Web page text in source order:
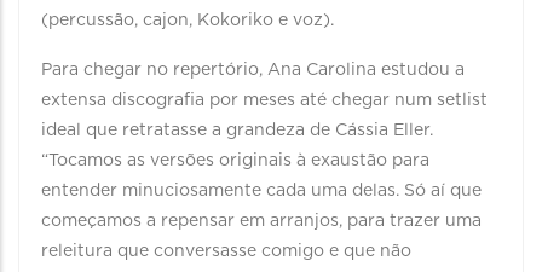
(percussão, cajon, Kokoriko e voz).
Para chegar no repertório, Ana Carolina estudou a
extensa discografia por meses até chegar num setlist
ideal que retratasse a grandeza de Cássia Eller.
“Tocamos as versões originais à exaustão para
entender minuciosamente cada uma delas. Só aí que
começamos a repensar em arranjos, para trazer uma
releitura que conversasse comigo e que não